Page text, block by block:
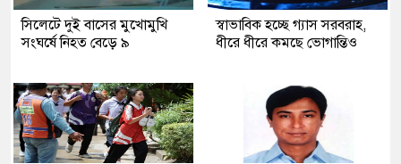
সিলেটে দুই বাসের মুখোমুখি
সংঘর্ষে নিহত বেড়ে ৯
স্বাভাবিক হচ্ছে গ্যাস সরবরাহ,
ধীরে ধীরে কমছে ভোগান্তিও